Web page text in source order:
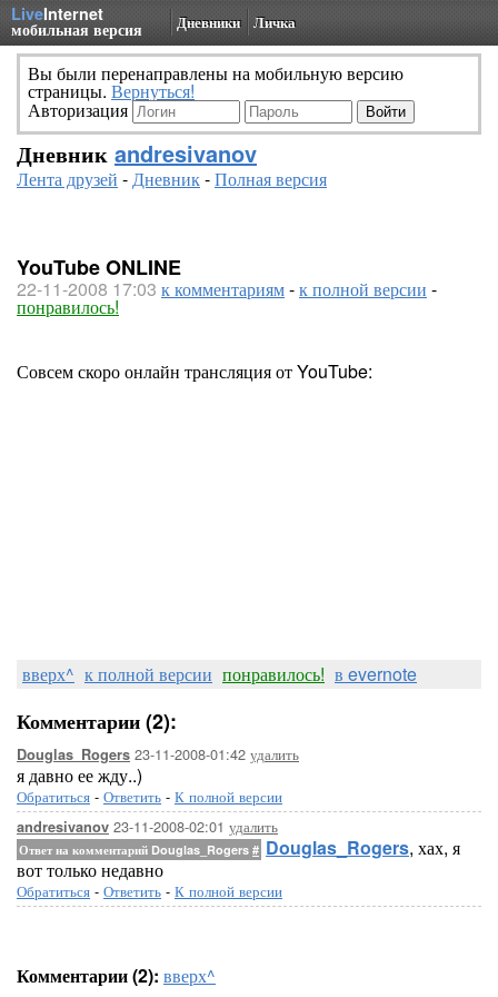
LiveInternet
мобильная версия Дневники Личка
Вы были перенаправлены на мобильную версию
страницы. Вернуться!
Авторизация
Дневник andresivanov
Лента друзей -Дневник-Полная версия
YouTube ONLINE
22-11-2008 17:03 к комментариям-к полной версии -
понравилось!
Совсем скоро онлайн трансляция от YouTube:
вверх^ к полной версии понравилось! в evernote
Комментарии (2):
Douglas_Rogers 23-11-2008-01:42 удалить
я давно ее жду..)
Обратиться - Ответить - К полной версии
andresivanov 23-11-2008-02:01 удалить
Ответ на комментарий Douglas_Rogers # Douglas_Rogers, хах, я
вот только недавно
Обратиться - Ответить - К полной версии
Комментарии (2): вверх^